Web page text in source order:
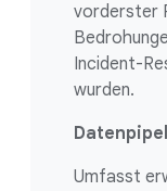
vorderster
Incident-
wurden.
Umfasst